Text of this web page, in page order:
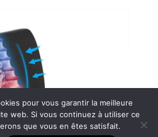
pour vous garantir la meilleure
web. Si vous continuez à utiliser ce
que vous en êtes satisfait.